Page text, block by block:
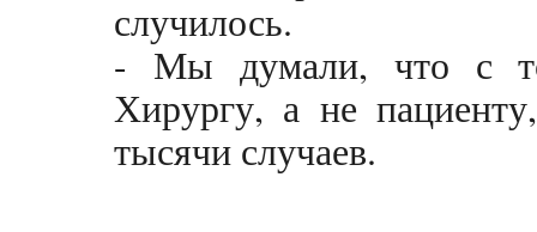
случилось.
- Мы думали, что с
Хирургу, а не
тысячи случаев.